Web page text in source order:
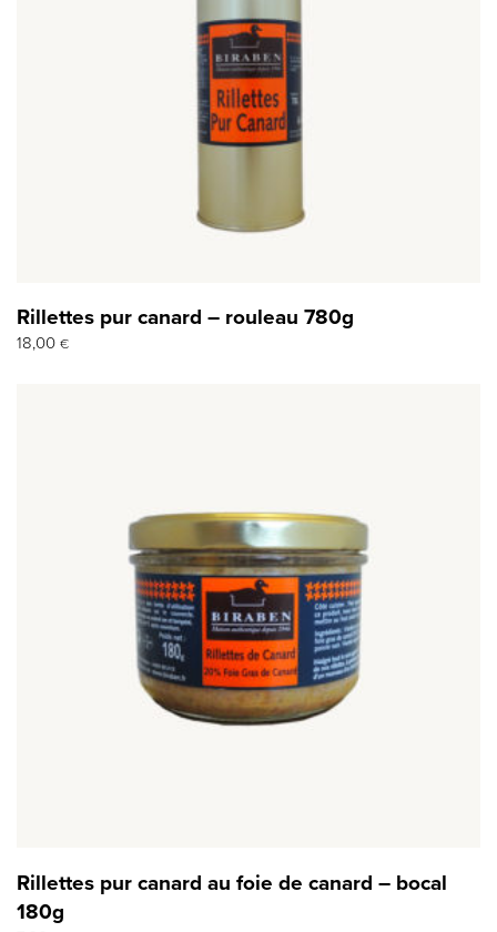
Rillettes pur canard – rouleau 780g
18,00 €
Rillettes pur canard au foie de canard – bocal
180g